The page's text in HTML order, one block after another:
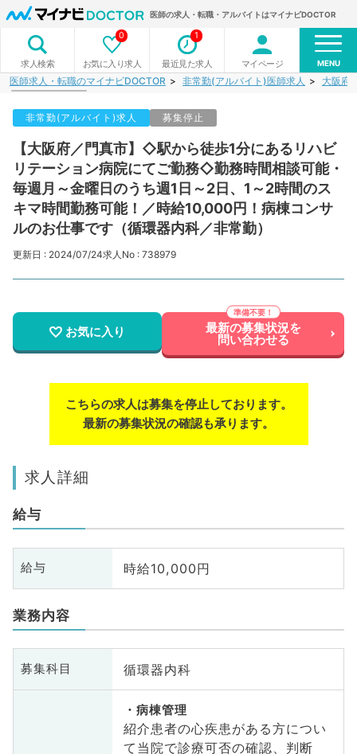
医師の求人・転職・アルバイトはマイナビDOCTOR
求人検索 お気に入り求人
0
最近見た求人
1
マイページ MENU
医師求人・転職のマイナビDOCTOR 非常勤(アルバイト)医師求人 大阪府
非常勤(アルバイト)求人 募集停止
【大阪府／門真市】◇駅から徒歩1分にあるリハビ
リテーション病院にてご勤務◇勤務時間相談可能・
毎週月～金曜日のうち週1日～2日、1～2時間のス
キマ時間勤務可能！／時給10,000円！病棟コンサ
ルのお仕事です（循環器内科／非常勤）
更新日 : 2024/07/24求人No : 738979
お気に入り 最新の募集状況を
問い合わせる
こちらの求人は募集を停止しております。
最新の募集状況の確認も承ります。
求人詳細
給与
給与 時給10,000円
業務内容
募集科目 循環器内科
病棟管理
紹介患者の心疾患がある方につい
て当院で診療可否の確認、判断